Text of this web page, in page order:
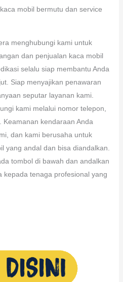
mobil bermutu dan service
menghubungi kami untuk
dan penjualan kaca mobil
selalu siap membantu Anda
Siap menyajikan penawaran
seputar layanan kami.
kami melalui nomor telepon,
kendaraan Anda
dan kami berusaha untuk
yang andal dan bisa diandalkan.
tombol di bawah dan andalkan
kepada tenaga profesional yang